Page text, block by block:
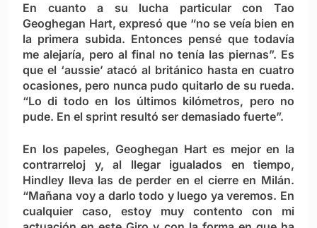
En cuanto a su lucha particular con Tao
Geoghegan Hart, expresó que “no se veía bien en
la primera subida. Entonces pensé que todavía
me alejaría, pero al final no tenía las piernas”. Es
que el ‘aussie’ atacó al británico hasta en cuatro
ocasiones, pero nunca pudo quitarlo de su rueda.
“Lo di todo en los últimos kilómetros, pero no
pude. En el sprint resultó ser demasiado fuerte”.
En los papeles, Geoghegan Hart es mejor en la
contrarreloj y, al llegar igualados en tiempo,
Hindley lleva las de perder en el cierre en Milán.
“Mañana voy a darlo todo y luego ya veremos. En
cualquier caso, estoy muy contento con mi